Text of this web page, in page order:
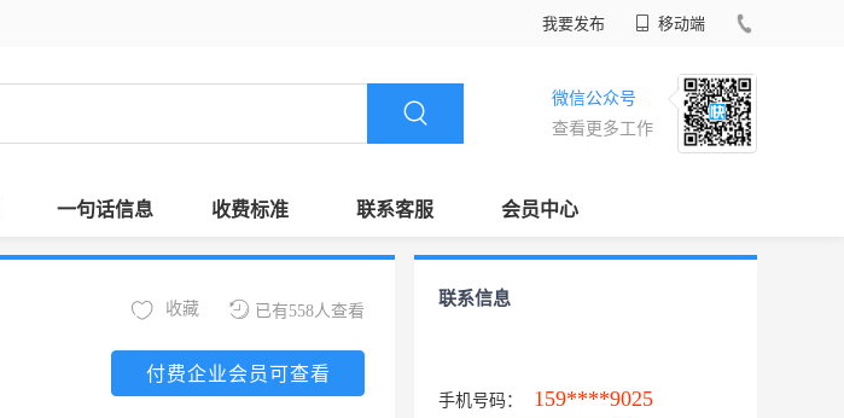
我要发布 移动端
微信公众号
查看更多工作
一句话信息 收费标准 联系客服 会员中心
已有558人查看
收藏
付费企业会员可查看
联系信息
手机号码： 159****9025